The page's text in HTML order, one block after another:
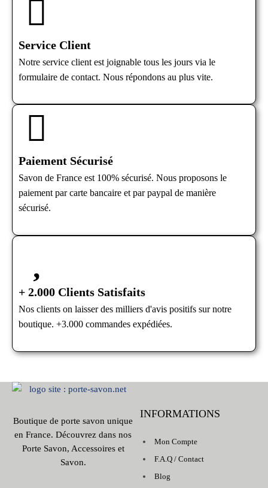
Service Client
Notre service client est joignable tous les jours via le
formulaire de contact. Nous répondons au plus vite.
Paiement Sécurisé
Savon de France est 100% sécurisé. Nous proposons le
paiement par carte bancaire et par paypal de manière
sécurisé.
+ 2.000 Clients Satisfaits
Nos clients on laisser des milliers d'avis positifs sur notre
boutique. +3.000 commandes expédiées.
Boutique de porte savon unique
en France. Découvrez dans nos
Porte Savon, Accessoires et
Savon.
INFORMATIONS
Mon Compte
F.A.Q / Contact
Blog